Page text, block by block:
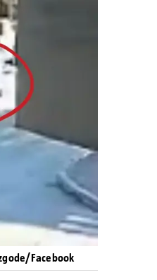
Facebook